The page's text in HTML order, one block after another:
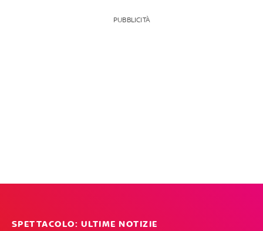
PUBBLICITÀ
SPETTACOLO: ULTIME NOTIZIE